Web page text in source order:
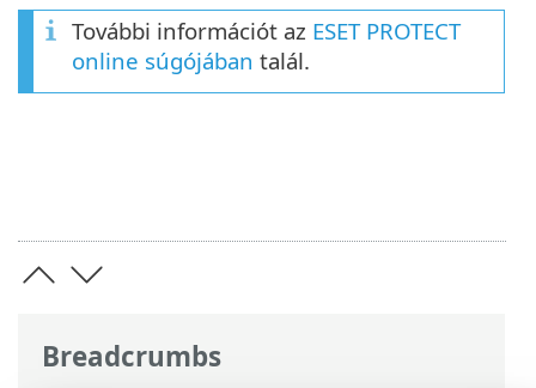
Breadcrumbs
További információt az ESET PROTECT
online súgójában talál.